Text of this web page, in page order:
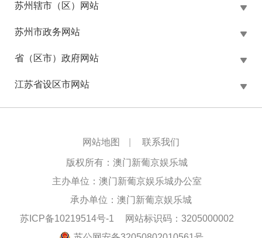
苏州辖市（区）网站
苏州市政务网站
省（区市）政府网站
江苏省设区市网站
网站地图 联系我们
版权所有：澳门新葡京娱乐城
主办单位：澳门新葡京娱乐城办公室
承办单位：澳门新葡京娱乐城
苏ICP备10219514号-1
网站标识码：3205000002